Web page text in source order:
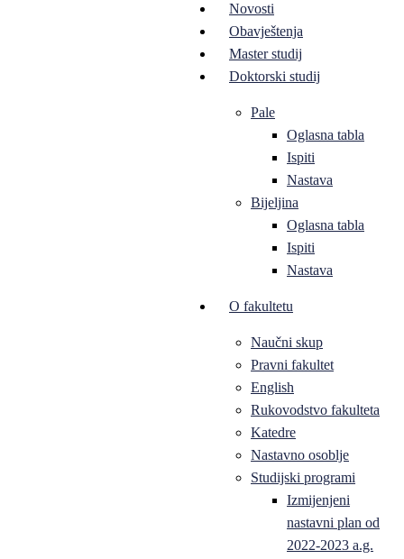
Novosti
Obavještenja
Master studij
Doktorski studij
Pale
Oglasna tabla
Ispiti
Nastava
Bijeljina
Oglasna tabla
Ispiti
Nastava
O fakultetu
Naučni skup
Pravni fakultet
English
Rukovodstvo fakulteta
Katedre
Nastavno osoblje
Studijski programi
Izmijenjeni
nastavni plan od
2022-2023 a.g.